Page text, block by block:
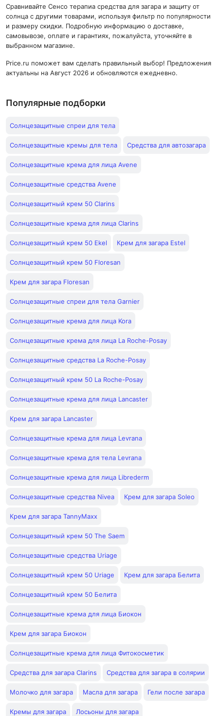
Сравнивайте Сенсо терапиа средства для загара и защиту от
солнца с другими товарами, используя фильтр по популярности
и размеру скидки. Подробную информацию о доставке,
самовывозе, оплате и гарантиях, пожалуйста, уточняйте в
выбранном магазине.
Price.ru поможет вам сделать правильный выбор! Предложения
актуальны на Август 2026 и обновляются ежедневно.
Популярные подборки
Солнцезащитные спреи для тела
Солнцезащитные кремы для тела Средства для автозагара
Солнцезащитные крема для лица Avene
Солнцезащитные средства Avene
Солнцезащитный крем 50 Clarins
Солнцезащитные крема для лица Clarins
Солнцезащитный крем 50 Ekel Крем для загара Estel
Солнцезащитный крем 50 Floresan
Крем для загара Floresan
Солнцезащитные спреи для тела Garnier
Солнцезащитные крема для лица Kora
Солнцезащитные крема для лица La Roche-Posay
Солнцезащитные средства La Roche-Posay
Солнцезащитный крем 50 La Roche-Posay
Солнцезащитные крема для лица Lancaster
Крем для загара Lancaster
Солнцезащитные крема для лица Levrana
Солнцезащитные крема для тела Levrana
Солнцезащитные крема для лица Librederm
Солнцезащитные средства Nivea Крем для загара Soleo
Крем для загара TannyMaxx
Солнцезащитный крем 50 The Saem
Солнцезащитные средства Uriage
Солнцезащитный крем 50 Uriage Крем для загара Белита
Солнцезащитный крем 50 Белита
Солнцезащитные крема для лица Биокон
Крем для загара Биокон
Солнцезащитные крема для лица Фитокосметик
Средства для загара Clarins Средства для загара в солярии
Молочко для загара Масла для загара Гели после загара
Кремы для загара Лосьоны для загара